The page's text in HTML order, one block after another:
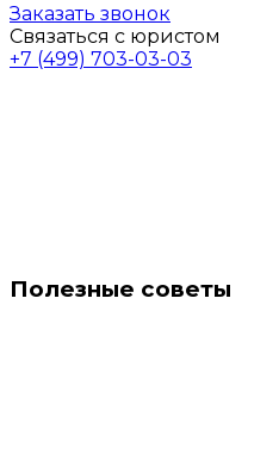
Заказать звонок
Связаться с юристом
+7 (499) 703-03-03
Полезные советы